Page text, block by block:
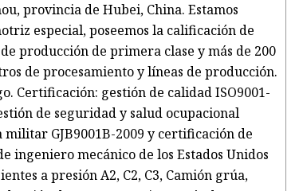
provincia de Hubei, China. Estamos
especial, poseemos la calificación de
producción de primera clase y más de 200
de procesamiento y líneas de producción.
Certificación: gestión de calidad ISO9001-
de seguridad y salud ocupacional
GJB9001B-2009 y certificación de
ingeniero mecánico de los Estados Unidos
a presión A2, C2, C3, Camión grúa,